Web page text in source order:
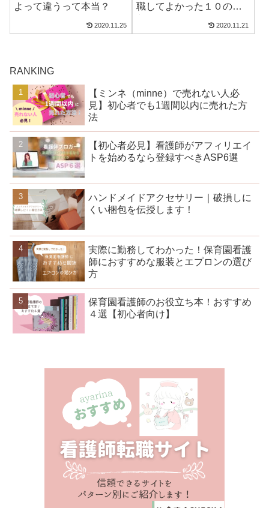
よって違うって本当？
2020.11.25
職してよかった１０のこ
と
2020.11.21
RANKING
【ミンネ（minne）で売れない人必
見】初心者でも1週間以内に売れた方
法
【初心者必見】看護師がアフィリエイ
トを始めるなら登録すべきASP6選
ハンドメイドアクセサリー｜破損しに
くい梱包を伝授します！
実際に勤務してわかった！保育園看護
師におすすめな服装とエプロンの選び
方
保育園看護師のお役立ち本！おすすめ
４選【初心者向け】